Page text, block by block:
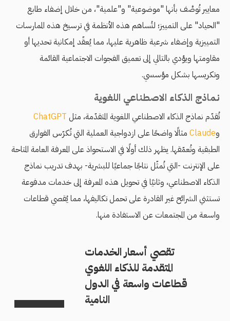
معايير تُوصَّف بأنها "موضوعية" و"علمية"، من خلال إضفاء طابع
"الحياد" على التمييز؛ لتُساهم هذه الأنظمة في ترسيخ هذه الممارسات
التمييزية وإضفاء شرعية ظاهرية عليها، مما يُعقّد إمكانية تحديها أو
مقاومتها ويؤدي بالتالي إلى تعميق الفجوات الاجتماعية القائمة
وتكريسها بشكل مؤسسي.
نماذج الذكاء الاصطناعي اللغوية
تُقدّم نماذج الذكاء الاصطناعي اللغوية المتقدّمة، مثل ChatGPT
وClaude مثالًا واضحًا على ازدواجية العملية التي تُكرّس الفوارق
الطبقية وتُعمّقها. يظهر ذلك أولًا في الاستحواذ على المعرفة العامة المتاحة
على الإنترنت -التي تُمثّل نتاجًا جماعيًا للبشرية- بهدف تدريب نماذج
الذكاء الاصطناعي، وثانيًا في تحويل هذه المعرفة إلى خدمات مدفوعة
تستثني الشرائح غير القادرة على تحمل تكاليفها، مما يُقصي قطاعات
واسعة من المجتمعات عن الاستفادة منها.
تقصي أسعار الخدمات
المتقدمة للذكاء اللغوي
قطاعات واسعة في الدول
النامية